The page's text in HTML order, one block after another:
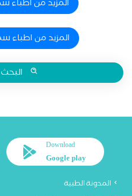
المزيد من اطباء
المزيد من اطباء
Download
Google play
المدونة الطبية